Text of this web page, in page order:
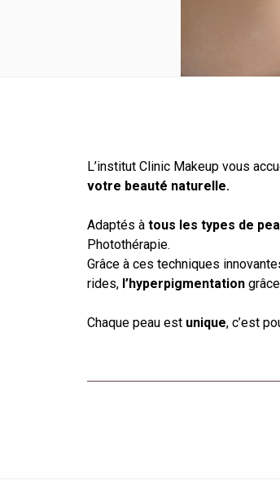
L’institut Clinic Makeup vous
votre beauté naturelle.
Adaptés à tous les types de
Photothérapie.
Grâce à ces techniques
rides, l’hyperpigmentation
Chaque peau est unique, c’est